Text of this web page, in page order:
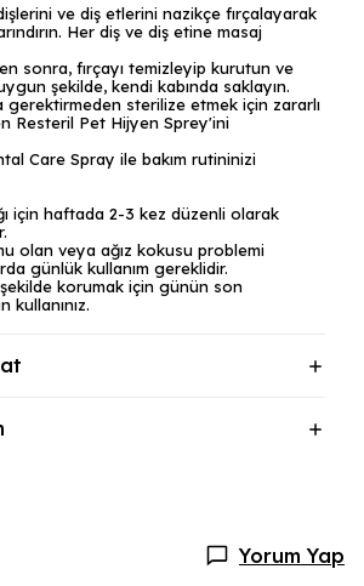
ve diş etlerini nazikçe fırçalayarak
Her diş ve diş etine masaj
sonra, fırçayı temizleyip kurutun ve
şekilde, kendi kabında saklayın.
gerektirmeden sterilize etmek için zararlı
Resteril Pet Hijyen Sprey'ini
Care Spray ile bakım rutininizi
için haftada 2-3 kez düzenli olarak
olan veya ağız kokusu problemi
günlük kullanım gereklidir.
şekilde korumak için günün son
kullanınız.
Yorum Yap